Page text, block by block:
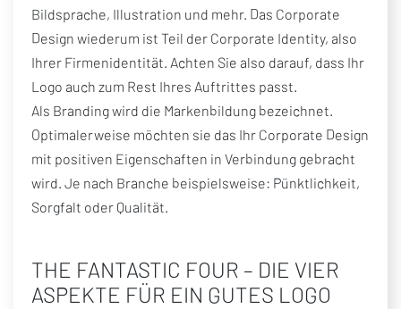
Bildsprache, Illustration und mehr. Das Corporate
Design wiederum ist Teil der Corporate Identity, also
Ihrer Firmenidentität. Achten Sie also darauf, dass Ihr
Logo auch zum Rest Ihres Auftrittes passt.
Als Branding wird die Markenbildung bezeichnet.
Optimalerweise möchten sie das Ihr Corporate Design
mit positiven Eigenschaften in Verbindung gebracht
wird. Je nach Branche beispielsweise: Pünktlichkeit,
Sorgfalt oder Qualität.
THE FANTASTIC FOUR – DIE VIER
ASPEKTE FÜR EIN GUTES LOGO